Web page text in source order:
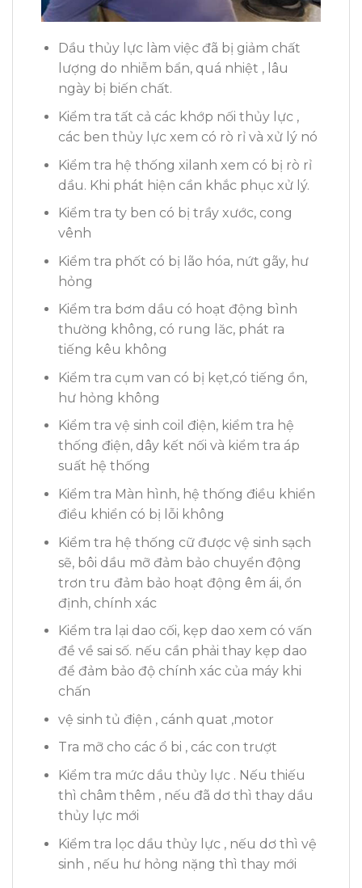
Dầu thủy lực làm việc đã bị giảm chất
lượng do nhiễm bẩn, quá nhiệt , lâu
ngày bị biến chất.
Kiểm tra tất cả các khớp nối thủy lực ,
các ben thủy lực xem có rò rỉ và xử lý nó
Kiểm tra hệ thống xilanh xem có bị rò rỉ
dầu. Khi phát hiện cần khắc phục xử lý.
Kiểm tra ty ben có bị trầy xước, cong
vênh
Kiểm tra phốt có bị lão hóa, nứt gãy, hư
hỏng
Kiểm tra bơm dầu có hoạt động bình
thường không, có rung lăc, phát ra
tiếng kêu không
Kiểm tra cụm van có bị kẹt,có tiếng ồn,
hư hỏng không
Kiểm tra vệ sinh coil điện, kiểm tra hệ
thống điện, dây kết nối và kiểm tra áp
suất hệ thống
Kiểm tra Màn hình, hệ thống điều khiển
điều khiển có bị lỗi không
Kiểm tra hệ thống cữ được vệ sinh sạch
sẽ, bôi dầu mỡ đảm bảo chuyển động
trơn tru đảm bảo hoạt động êm ái, ổn
định, chính xác
Kiểm tra lại dao cối, kẹp dao xem có vấn
đề về sai số. nếu cần phải thay kẹp dao
để đảm bảo độ chính xác của máy khi
chấn
vệ sinh tủ điện , cánh quat ,motor
Tra mỡ cho các ổ bi , các con trượt
Kiểm tra mức dầu thủy lực . Nếu thiếu
thì châm thêm , nếu đã dơ thì thay dầu
thủy lực mới
Kiểm tra lọc dầu thủy lực , nếu dơ thì vệ
sinh , nếu hư hỏng nặng thì thay mới